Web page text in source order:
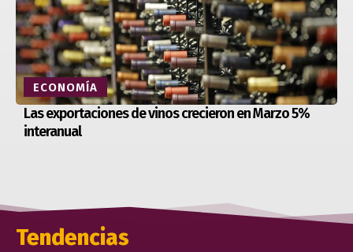
ECONOMÍA
Las exportaciones de vinos crecieron en Marzo 5%
interanual
Tendencias